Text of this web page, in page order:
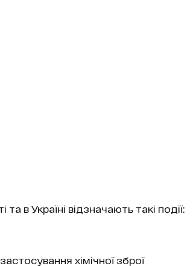
та в Україні відзначають такі події:
хімічної зброї